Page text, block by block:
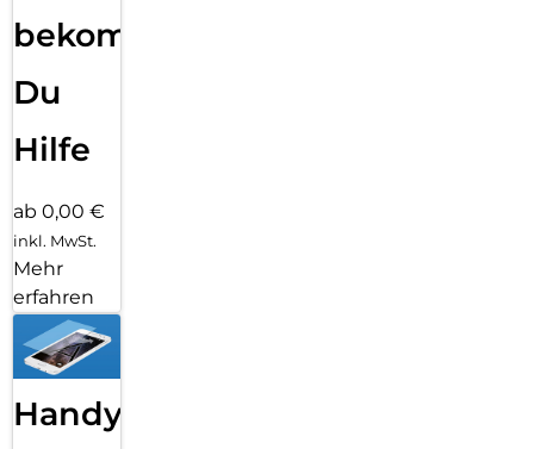
bekommst
Du
Hilfe
ab 0,00 €
inkl. MwSt.
Mehr
erfahren
Handy